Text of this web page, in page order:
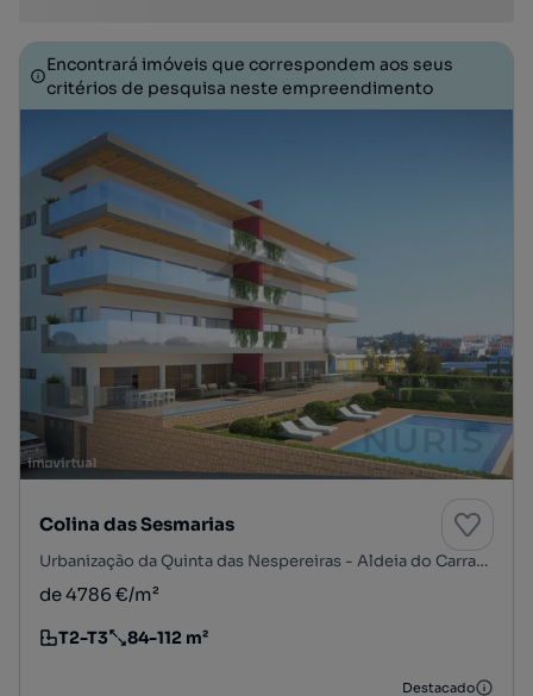
Encontrará imóveis que correspondem aos seus
critérios de pesquisa neste empreendimento
Colina das Sesmarias
Urbanização da Quinta das Nespereiras - Aldeia do Carrasco, Alvor, Portimão, Faro
de 4786 €/m²
Tipologia
T2-T3
Preço por metro quadrado
84-112 m²
Destacado